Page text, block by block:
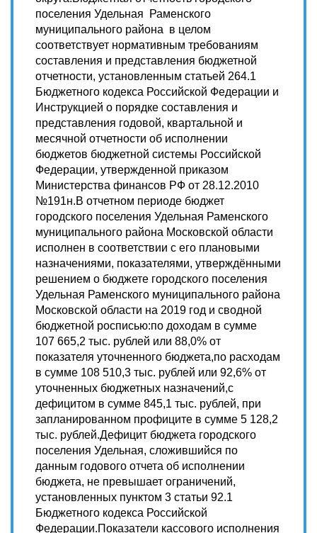
поселения Удельная Раменского
муниципального района в целом
соответствует нормативным требованиям
составления и представления бюджетной
отчетности, установленным статьей 264.1
Бюджетного кодекса Российской Федерации и
Инструкцией о порядке составления и
представления годовой, квартальной и
месячной отчетности об исполнении
бюджетов бюджетной системы Российской
Федерации, утвержденной приказом
Министерства финансов РФ от 28.12.2010
№191н.В отчетном периоде бюджет
городского поселения Удельная Раменского
муниципального района Московской области
исполнен в соответствии с его плановыми
назначениями, показателями, утверждёнными
решением о бюджете городского поселения
Удельная Раменского муниципального района
Московской области на 2019 год и сводной
бюджетной росписью:по доходам в сумме
107 665,2 тыс. рублей или 88,0% от
показателя уточненного бюджета,по расходам
в сумме 108 510,3 тыс. рублей или 92,6% от
уточненных бюджетных назначений,с
дефицитом в сумме 845,1 тыс. рублей, при
запланированном профиците в сумме 5 128,2
тыс. рублей.Дефицит бюджета городского
поселения Удельная, сложившийся по
данным годового отчета об исполнении
бюджета, не превышает ограничений,
установленных пунктом 3 статьи 92.1
Бюджетного кодекса Российской
Федерации.Показатели кассового исполнения